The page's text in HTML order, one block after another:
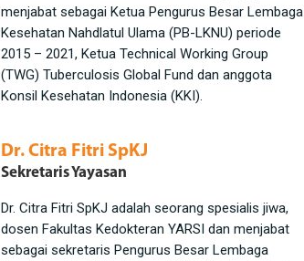
menjabat sebagai Ketua Pengurus Besar Lembaga
Kesehatan Nahdlatul Ulama (PB-LKNU) periode
2015 – 2021, Ketua Technical Working Group
(TWG) Tuberculosis Global Fund dan anggota
Konsil Kesehatan Indonesia (KKI).
Dr. Citra Fitri SpKJ
Sekretaris Yayasan
Dr. Citra Fitri SpKJ adalah seorang spesialis jiwa,
dosen Fakultas Kedokteran YARSI dan menjabat
sebagai sekretaris Pengurus Besar Lembaga